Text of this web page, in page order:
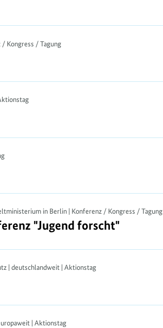
Kongress / Tagung
in Berlin | Konferenz / Kongress / Tagung
"Jugend forscht"
"Jugend forscht"
| deutschlandweit | Aktionstag
| Aktionstag